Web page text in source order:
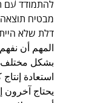
להתמודד עם
מבטיח
דלת שלא
المهم أن
بشكل مختلف.
استعادة
يحتاج آخرون